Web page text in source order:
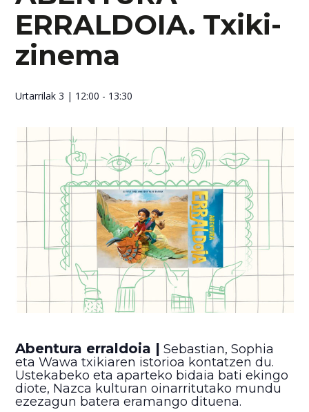
ERRALDOIA. Txiki-
zinema
Urtarrilak 3 | 12:00 - 13:30
Abentura erraldoia | Sebastian, Sophia
eta Wawa txikiaren istorioa kontatzen du.
Ustekabeko eta aparteko bidaia bati ekingo
diote, Nazca kulturan oinarritutako mundu
ezezagun batera eramango dituena.